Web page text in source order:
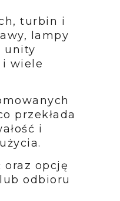
turbin i
lampy
unity
wiele
przekłada
i
oraz opcję
odbioru